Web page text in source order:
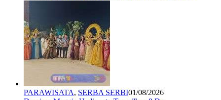
PARAWISATA, SERBA SERBI01/08/2026